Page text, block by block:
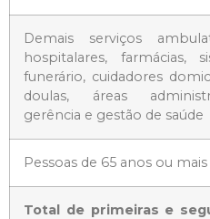
Demais serviços
hospitalares, farmácias,
funerário, cuidadores
doulas, áreas
gerência e gestão de saúde
Pessoas de 65 anos ou mais
Total de primeiras e